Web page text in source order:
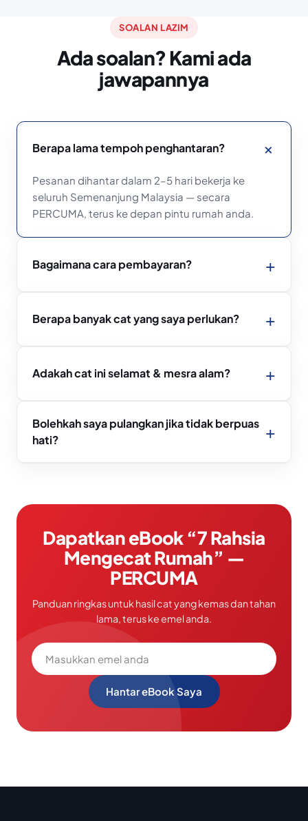
SOALAN LAZIM
Ada soalan? Kami ada
jawapannya
Berapa lama tempoh penghantaran?
Pesanan dihantar dalam 2–5 hari bekerja ke
seluruh Semenanjung Malaysia — secara
PERCUMA, terus ke depan pintu rumah anda.
Bagaimana cara pembayaran?
Berapa banyak cat yang saya perlukan?
Adakah cat ini selamat & mesra alam?
Bolehkah saya pulangkan jika tidak berpuas
hati?
Dapatkan eBook “7 Rahsia
Mengecat Rumah” —
PERCUMA
Panduan ringkas untuk hasil cat yang kemas dan tahan
lama, terus ke emel anda.
Hantar eBook Saya